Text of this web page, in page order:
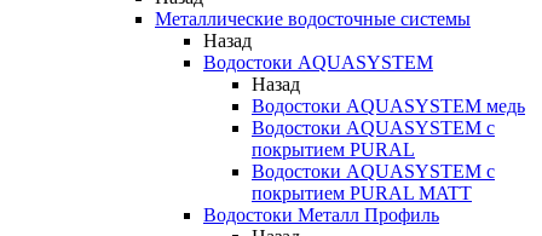
Металлические водосточные системы
Назад
Водостоки AQUASYSTEM
Назад
Водостоки AQUASYSTEM медь
Водостоки AQUASYSTEM с
покрытием PURAL
Водостоки AQUASYSTEM с
покрытием PURAL MATT
Водостоки Металл Профиль